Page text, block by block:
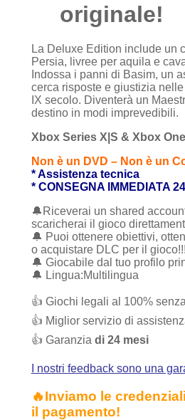
originale!
La Deluxe Edition include un
Persia, livree per aquila e
Indossa i panni di Basim, un
cerca risposte e giustizia
IX secolo. Diventerà un
destino in modi imprevedibili.
Xbox Series X|S & Xbox One
Non è un DVD – Non è un
* Assistenza tecnica
* CONSEGNA IMMEDIATA
🔔Riceverai un shared
scaricherai il gioco
🔔 Puoi ottenere obiettivi,
o acquistare DLC per il gioco!!!
🔔 Giocabile dal tuo profilo
🔔 Lingua:Multilingua
👍 Giochi legali al 100%
👍 Miglior servizio di
👍 Garanzia di 24 mesi
I nostri feedback sono una
🔥Inviamo le
il pagamento!